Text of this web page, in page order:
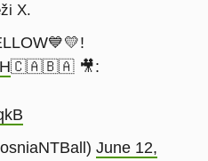
X.
🇨🇦🇧🇦 🎥:
June 12,